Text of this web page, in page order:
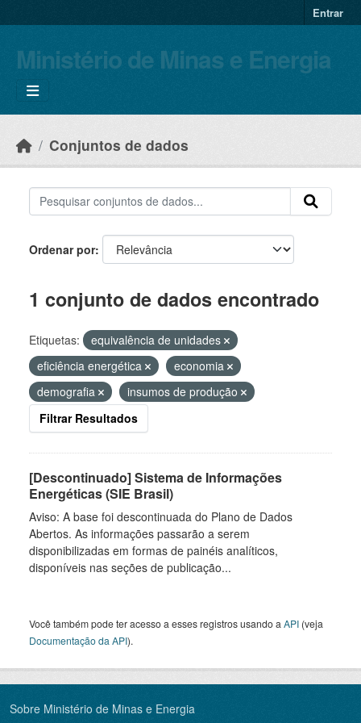
Entrar
Ministério de Minas e Energia
Conjuntos de dados
Ordenar por
1 conjunto de dados encontrado
Etiquetas:
equivalência de unidades
eficiência energética
economia
demografia
insumos de produção
Filtrar Resultados
[Descontinuado] Sistema de Informações
Energéticas (SIE Brasil)
Aviso: A base foi descontinuada do Plano de Dados
Abertos. As informações passarão a serem
disponibilizadas em formas de painéis analíticos,
disponíveis nas seções de publicação...
Você também pode ter acesso a esses registros usando a API (veja
Documentação da API).
Sobre Ministério de Minas e Energia